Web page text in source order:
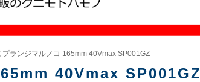
プランジマルノコ 165mm 40Vmax SP001GZ
40Vmax SP001GZ